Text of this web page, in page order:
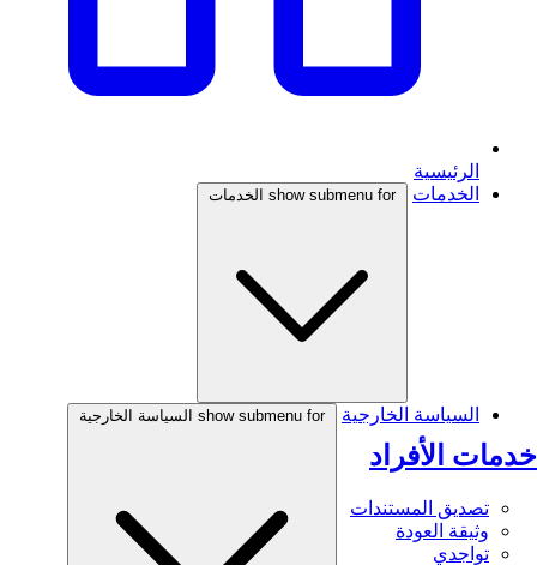
الرئيسية
الخدمات
show submenu for الخدمات
خدمات الأفراد
تصديق المستندات
وثيقة العودة
تواجدي
السياسة الخارجية show submenu for السياسة الخارجية